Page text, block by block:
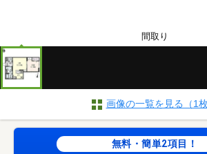
間取り
画像の一覧を見る（1枚
無料・簡単2項目！